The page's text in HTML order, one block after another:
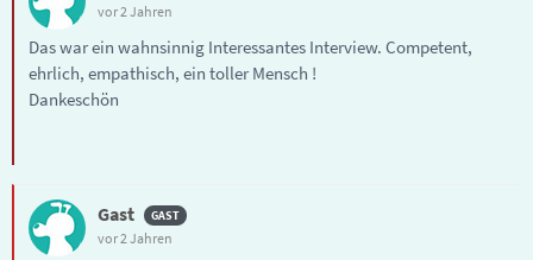
vor 2 Jahren
Das war ein wahnsinnig Interessantes Interview. Competent,
ehrlich, empathisch, ein toller Mensch !
Dankeschön
Gast
vor 2 Jahren